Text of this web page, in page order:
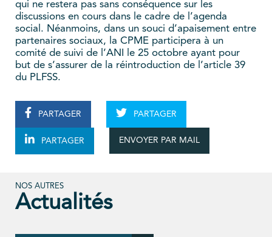
qui ne restera pas sans conséquence sur les
discussions en cours dans le cadre de l’agenda
social. Néanmoins, dans un souci d’apaisement entre
partenaires sociaux, la CPME participera à un
comité de suivi de l’ANI le 25 octobre ayant pour
but de s’assurer de la réintroduction de l’article 39
du PLFSS.
PARTAGER PARTAGER
PARTAGER ENVOYER PAR MAIL
NOS AUTRES
Actualités